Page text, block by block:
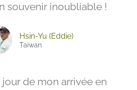
souvenir inoubliable !
Hsin-Yu (Eddie)
Taïwan
de mon arrivée en